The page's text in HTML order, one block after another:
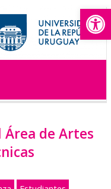
de Artes